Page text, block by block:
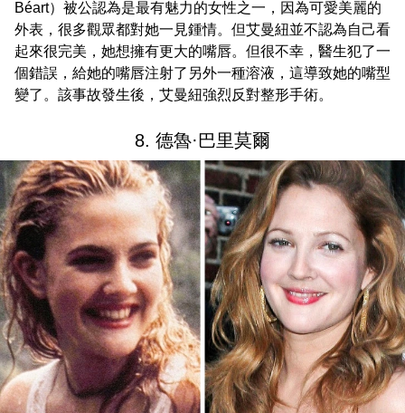
Béart）被公認為是最有魅力的女性之一，因為可愛美麗的
外表，很多觀眾都對她一見鍾情。但艾曼紐並不認為自己看
起來很完美，她想擁有更大的嘴唇。但很不幸，醫生犯了一
個錯誤，給她的嘴唇注射了另外一種溶液，這導致她的嘴型
變了。該事故發生後，艾曼紐強烈反對整形手術。
8. 德魯·巴里莫爾